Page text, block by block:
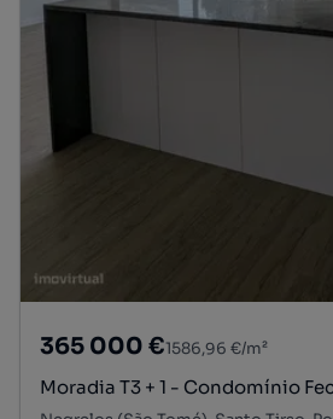
365 000 €1586,96 €/m²
Moradia T3 + 1 - Condomínio